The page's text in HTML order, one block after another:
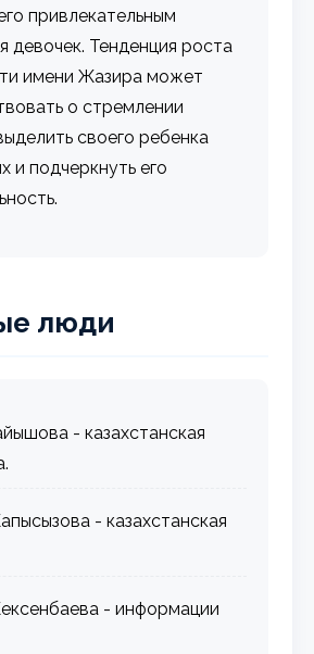
привлекательным
девочек. Тенденция роста
имени Жазира может
о стремлении
своего ребенка
и подчеркнуть его
люди
- казахстанская
- казахстанская
- информации